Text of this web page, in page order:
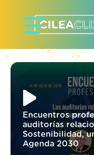
content
Encuentros
auditorías
Sostenibilidad,
Agenda 2030